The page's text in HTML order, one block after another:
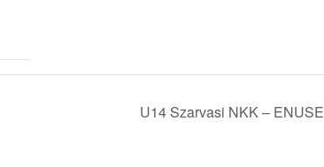
U14 Szarvasi NKK – ENUSE